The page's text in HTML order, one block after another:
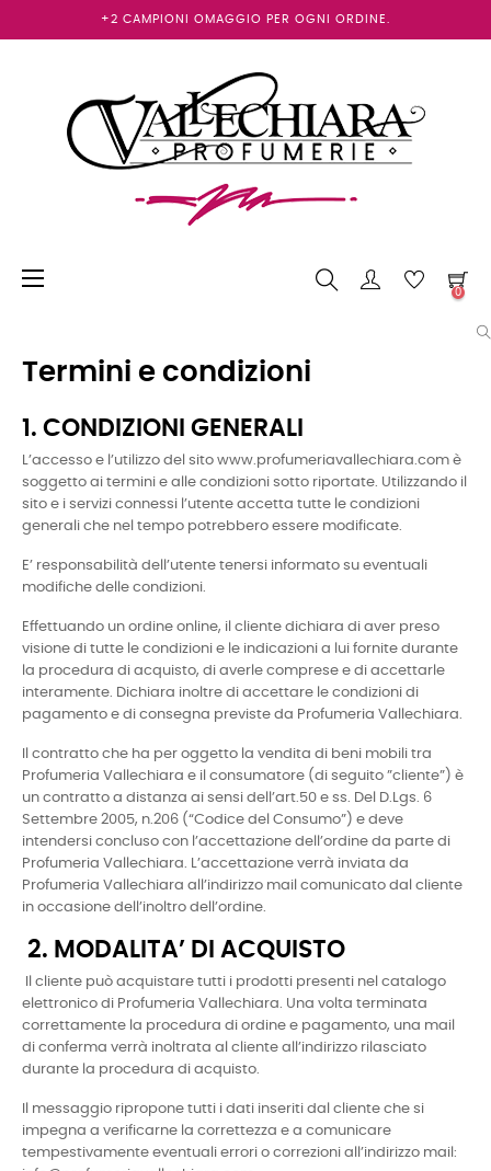
+2 CAMPIONI OMAGGIO PER OGNI ORDINE.
navigazione
☰
0
Termini e condizioni
1. CONDIZIONI GENERALI
L’accesso e l’utilizzo del sito www.profumeriavallechiara.com è
soggetto ai termini e alle condizioni sotto riportate. Utilizzando il
sito e i servizi connessi l’utente accetta tutte le condizioni
generali che nel tempo potrebbero essere modificate.
E’ responsabilità dell’utente tenersi informato su eventuali
modifiche delle condizioni.
Effettuando un ordine online, il cliente dichiara di aver preso
visione di tutte le condizioni e le indicazioni a lui fornite durante
la procedura di acquisto, di averle comprese e di accettarle
interamente. Dichiara inoltre di accettare le condizioni di
pagamento e di consegna previste da Profumeria Vallechiara.
Il contratto che ha per oggetto la vendita di beni mobili tra
Profumeria Vallechiara e il consumatore (di seguito ”cliente”) è
un contratto a distanza ai sensi dell’art.50 e ss. Del D.Lgs. 6
Settembre 2005, n.206 (“Codice del Consumo”) e deve
intendersi concluso con l’accettazione dell’ordine da parte di
Profumeria Vallechiara. L’accettazione verrà inviata da
Profumeria Vallechiara all’indirizzo mail comunicato dal cliente
in occasione dell’inoltro dell’ordine.
2. MODALITA’ DI ACQUISTO
Il cliente può acquistare tutti i prodotti presenti nel catalogo
elettronico di Profumeria Vallechiara. Una volta terminata
correttamente la procedura di ordine e pagamento, una mail
di conferma verrà inoltrata al cliente all’indirizzo rilasciato
durante la procedura di acquisto.
Il messaggio ripropone tutti i dati inseriti dal cliente che si
impegna a verificarne la correttezza e a comunicare
tempestivamente eventuali errori o correzioni all’indirizzo mail: